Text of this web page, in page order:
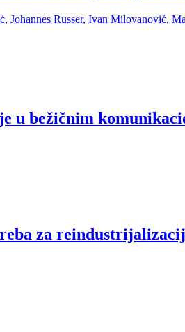
, Johannes Russer, Ivan Milovanović,
u bežičnim
za